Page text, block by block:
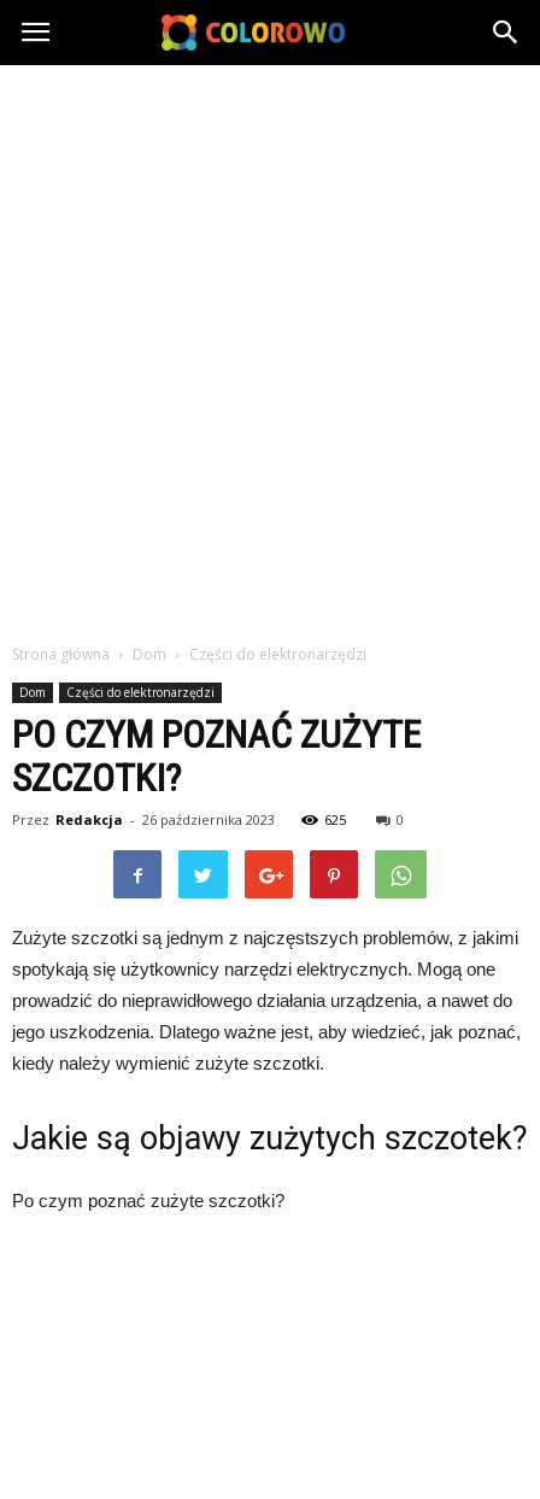
Colorowo.pl
Strona główna Dom Części do elektronarzędzi
Dom Części do elektronarzędzi
PO CZYM POZNAĆ ZUŻYTE
SZCZOTKI?
Przez Redakcja - 26 października 2023 625 0
Zużyte szczotki są jednym z najczęstszych problemów, z jakimi
spotykają się użytkownicy narzędzi elektrycznych. Mogą one
prowadzić do nieprawidłowego działania urządzenia, a nawet do
jego uszkodzenia. Dlatego ważne jest, aby wiedzieć, jak poznać,
kiedy należy wymienić zużyte szczotki.
Jakie są objawy zużytych szczotek?
Po czym poznać zużyte szczotki?